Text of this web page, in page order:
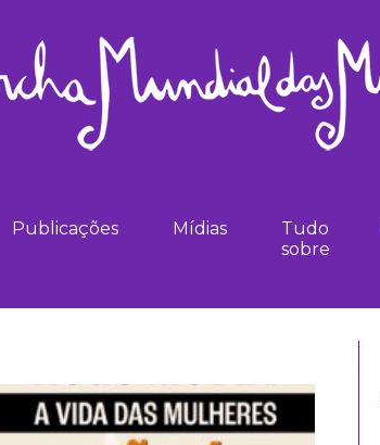
Publicações Mídias
Tudo
sobre